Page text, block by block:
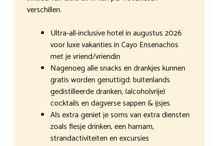
verschillen.
Ultra-all-inclusive hotel in augustus 2026
voor luxe vakanties in Cayo Ensenachos
met je vriend/vriendin
Nagenoeg alle snacks en drankjes kunnen
gratis worden genuttigd: buitenlands
gedistilleerde dranken, (alcoholvrije)
cocktails en dagverse sappen & ijsjes
Als extra geniet je soms van extra diensten
zoals flesje drinken, een hamam,
strandactiviteiten en excursies